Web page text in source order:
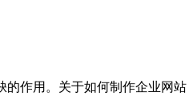
的作用。关于如何制作企业网站